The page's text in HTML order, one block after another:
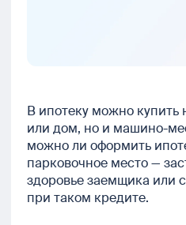
В ипотеку можно купить
или дом, но и машино-
можно ли оформить
парковочное место —
здоровье заемщика или
при таком кредите.